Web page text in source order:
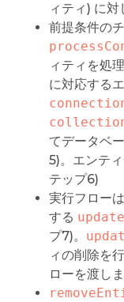
ィティ) に
前提条件の
ィティを処
に対応する
てデータベ
5)。エンテ
テップ6)
実行フロー
する
プ7)。
ィの削除を
ローを渡し